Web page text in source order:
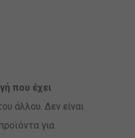
που έχει
άλλου. Δεν είναι
για